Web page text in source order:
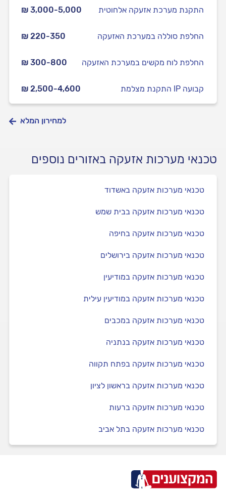
₪ 3,000-5,000 התקנת מערכת אזעקה אלחוטית
₪ 220-350 החלפת סוללה במערכת האזעקה
₪ 300-800 החלפת לוח מקשים במערכת האזעקה
₪ 2,500-4,600 התקנת מצלמת IP קבועה
למחירון המלא
טכנאי מערכות אזעקה באזורים נוספים
טכנאי מערכות אזעקה באשדוד
טכנאי מערכות אזעקה בבית שמש
טכנאי מערכות אזעקה בחיפה
טכנאי מערכות אזעקה בירושלים
טכנאי מערכות אזעקה במודיעין
טכנאי מערכות אזעקה במודיעין עילית
טכנאי מערכות אזעקה במכבים
טכנאי מערכות אזעקה בנתניה
טכנאי מערכות אזעקה בפתח תקווה
טכנאי מערכות אזעקה בראשון לציון
טכנאי מערכות אזעקה ברעות
טכנאי מערכות אזעקה בתל אביב